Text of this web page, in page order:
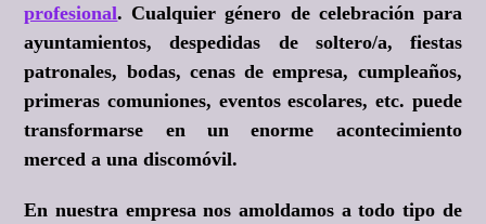
profesional. Cualquier género de celebración para
ayuntamientos, despedidas de soltero/a, fiestas
patronales, bodas, cenas de empresa, cumpleaños,
primeras comuniones, eventos escolares, etc. puede
transformarse en un enorme acontecimiento
merced a una discomóvil.
En nuestra empresa nos amoldamos a todo tipo de